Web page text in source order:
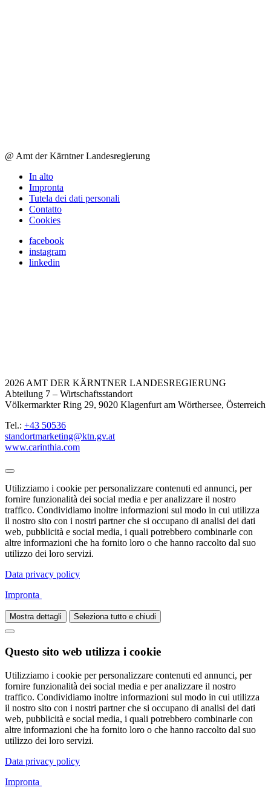
@ Amt der Kärntner Landesregierung
In alto
Impronta
Tutela dei dati personali
Contatto
Cookies
facebook
instagram
linkedin
2026 AMT DER KÄRNTNER LANDESREGIERUNG
Abteilung 7 – Wirtschaftsstandort
Völkermarkter Ring 29, 9020 Klagenfurt am Wörthersee, Österreich
Tel.: +43 50536
standortmarketing@ktn.gv.at
www.carinthia.com
Utilizziamo i cookie per personalizzare contenuti ed annunci, per
fornire funzionalità dei social media e per analizzare il nostro
traffico. Condividiamo inoltre informazioni sul modo in cui utilizza
il nostro sito con i nostri partner che si occupano di analisi dei dati
web, pubblicità e social media, i quali potrebbero combinarle con
altre informazioni che ha fornito loro o che hanno raccolto dal suo
utilizzo dei loro servizi.
Data privacy policy
Impronta
Mostra dettagli Seleziona tutto e chiudi
Questo sito web utilizza i cookie
Utilizziamo i cookie per personalizzare contenuti ed annunci, per
fornire funzionalità dei social media e per analizzare il nostro
traffico. Condividiamo inoltre informazioni sul modo in cui utilizza
il nostro sito con i nostri partner che si occupano di analisi dei dati
web, pubblicità e social media, i quali potrebbero combinarle con
altre informazioni che ha fornito loro o che hanno raccolto dal suo
utilizzo dei loro servizi.
Data privacy policy
Impronta